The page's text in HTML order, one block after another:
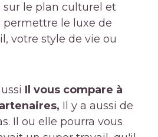
sur le plan culturel et
permettre le luxe de
votre style de vie ou
Il vous compare à
Il y a aussi de
Il ou elle pourra vous